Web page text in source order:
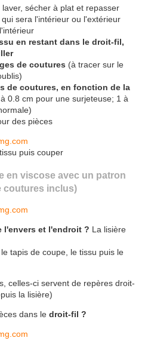
laver, sécher à plat et repasser
sera l'intérieur ou l'extérieur
en restant dans le droit-fil,
de coutures (à tracer sur le
de coutures, en fonction de la
0.8 cm pour une surjeteuse; 1 à
des pièces
puis couper
en viscose avec un patron
coutures inclus)
l'envers et l'endroit ? La lisière
tapis de coupe, le tissu puis le
celles-ci servent de repères droit-
la lisière)
dans le droit-fil ?